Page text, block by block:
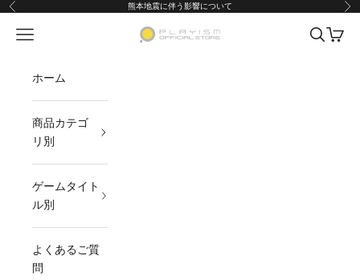
コンテンツへスキップ
前へ 熊本地震に伴う影響について 次
PLAYISMオフィシャルストア
メニューを開く 検索を開
カー
ホーム
商品カテゴ
リ別
ゲームタイト
ル別
よくあるご質
問